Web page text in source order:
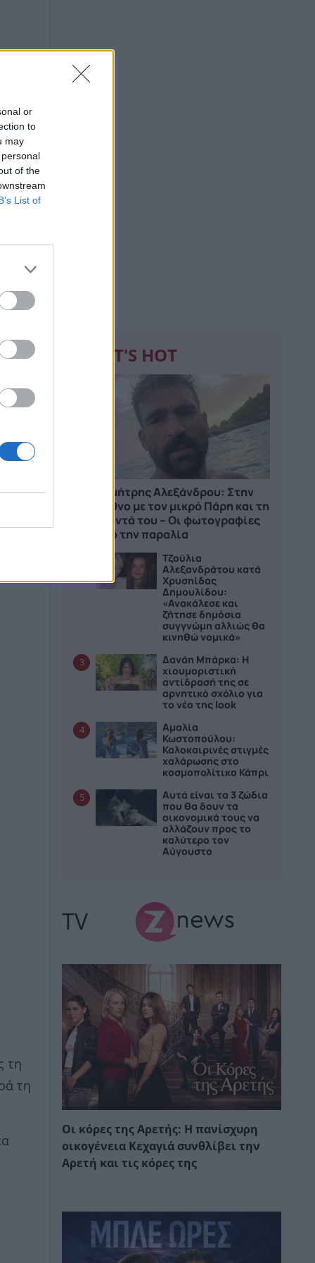
or
to
may
of the
List of
τη
τη
WHAT'S HOT
Δημήτρης Αλεξάνδρου: Στην
Κύθνο με τον μικρό Πάρη και τη
νταντά του – Οι φωτογραφίες
από την παραλία
Τζούλια
Αλεξανδράτου κατά
Χρυσηίδας
Δημουλίδου:
«Ανακάλεσε και
ζήτησε δημόσια
συγγνώμη αλλιώς θα
κινηθώ νομικά»
3
Δανάη Μπάρκα: Η
χιουμοριστική
αντίδρασή της σε
αρνητικό σχόλιο για
το νέο της look
4
Αμαλία
Κωστοπούλου:
Καλοκαιρινές στιγμές
χαλάρωσης στο
κοσμοπολίτικο Κάπρι
5
Αυτά είναι τα 3 ζώδια
που θα δουν τα
οικονομικά τους να
αλλάζουν προς το
καλύτερο τον
Αύγουστο
TV
Οι κόρες της Αρετής: Η πανίσχυρη
οικογένεια Κεχαγιά συνθλίβει την
Αρετή και τις κόρες της